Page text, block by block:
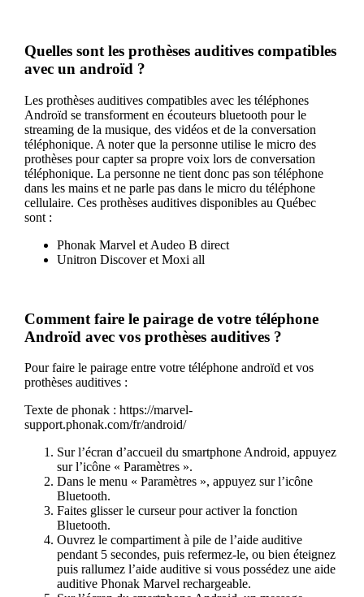
Quelles sont les prothèses auditives compatibles
avec un androïd ?
Les prothèses auditives compatibles avec les téléphones
Androïd se transforment en écouteurs bluetooth pour le
streaming de la musique, des vidéos et de la conversation
téléphonique. A noter que la personne utilise le micro des
prothèses pour capter sa propre voix lors de conversation
téléphonique. La personne ne tient donc pas son téléphone
dans les mains et ne parle pas dans le micro du téléphone
cellulaire. Ces prothèses auditives disponibles au Québec
sont :
Phonak Marvel et Audeo B direct
Unitron Discover et Moxi all
Comment faire le pairage de votre téléphone
Androïd avec vos prothèses auditives ?
Pour faire le pairage entre votre téléphone androïd et vos
prothèses auditives :
Texte de phonak : https://marvel-
support.phonak.com/fr/android/
Sur l’écran d’accueil du smartphone Android, appuyez
sur l’icône « Paramètres ».
Dans le menu « Paramètres », appuyez sur l’icône
Bluetooth.
Faites glisser le curseur pour activer la fonction
Bluetooth.
Ouvrez le compartiment à pile de l’aide auditive
pendant 5 secondes, puis refermez-le, ou bien éteignez
puis rallumez l’aide auditive si vous possédez une aide
auditive Phonak Marvel rechargeable.